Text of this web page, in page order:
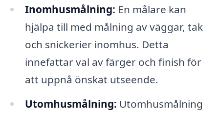
Inomhusmålning: En målare kan
hjälpa till med målning av väggar, tak
och snickerier inomhus. Detta
innefattar val av färger och finish för
att uppnå önskat utseende.
Utomhusmålning: Utomhusmålning